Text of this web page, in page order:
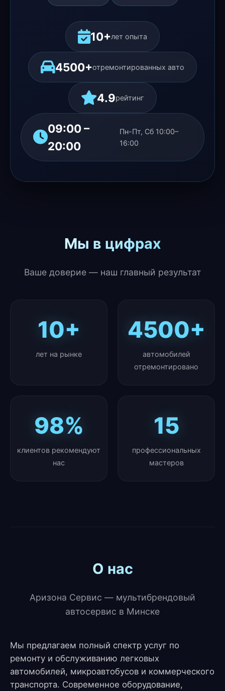
10+лет опыта
4500+отремонтированных авто
4.9рейтинг
09:00 –
20:00
Пн-Пт, Сб 10:00–
16:00
Мы в цифрах
Ваше доверие — наш главный результат
10+
лет на рынке
4500+
автомобилей
отремонтировано
98%
клиентов рекомендуют
нас
15
профессиональных
мастеров
О нас
Аризона Сервис — мультибрендовый
автосервис в Минске
Мы предлагаем полный спектр услуг по
ремонту и обслуживанию легковых
автомобилей, микроавтобусов и коммерческого
транспорта. Современное оборудование,